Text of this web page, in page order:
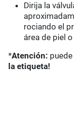
Dirija la
rociando el
área de piel
*Atención:
la etiqueta!